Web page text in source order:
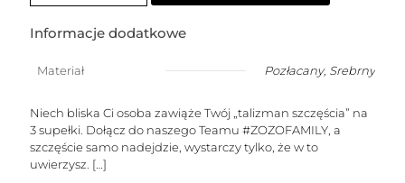
szczęście
dowolną
Informacje dodatkowe
Materiał Pozłacany, Srebrny
Niech bliska Ci osoba zawiąże Twój „talizman szczęścia” na
3 supełki. Dołącz do naszego Teamu #ZOZOFAMILY, a
szczęście samo nadejdzie, wystarczy tylko, że w to
uwierzysz. […]